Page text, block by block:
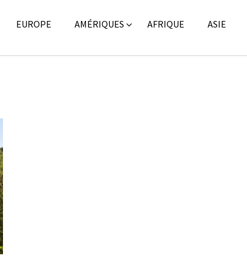
EUROPE AMÉRIQUES AFRIQUE ASIE